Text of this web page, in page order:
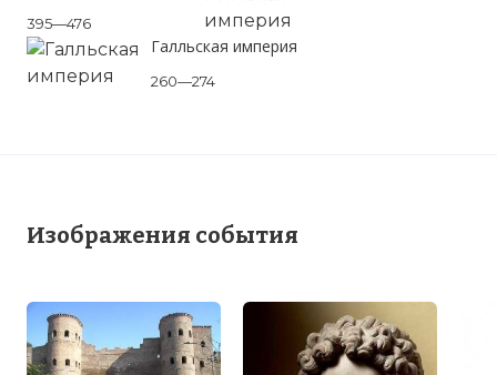
395—476
Галльская империя
260—274
Изображения события
Вернуться в статью:Гражданская война в
Римской империи